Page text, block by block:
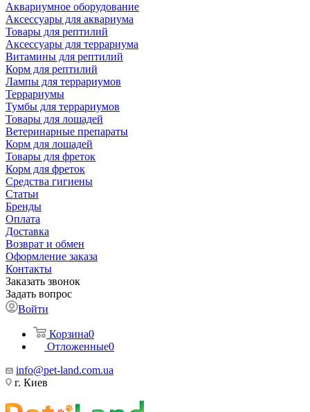
Аквариумное оборудование
Аксессуары для аквариума
Товары для рептилий
Аксессуары для террариума
Витамины для рептилий
Корм для рептилий
Лампы для террариумов
Террариумы
Тумбы для террариумов
Товары для лошадей
Ветеринарные препараты
Корм для лошадей
Товары для фреток
Корм для фреток
Средства гигиены
Статьи
Бренды
Оплата
Доставка
Возврат и обмен
Оформление заказа
Контакты
Заказать звонок
Задать вопрос
Войти
Корзина0
Отложенные0
info@pet-land.com.ua
г. Киев